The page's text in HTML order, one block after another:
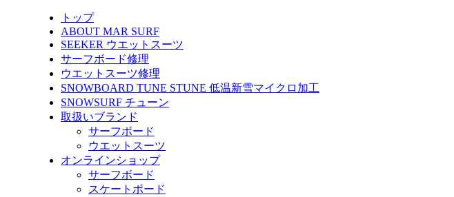
トップ
ABOUT MAR SURF
SEEKER ウエットスーツ
サーフボード修理
ウエットスーツ修理
SNOWBOARD TUNE STUNE 低温新雪マイクロ加工
SNOWSURF チューン
取扱いブランド
サーフボード
ウエットスーツ
オンラインショップ
サーフボード
スケートボード